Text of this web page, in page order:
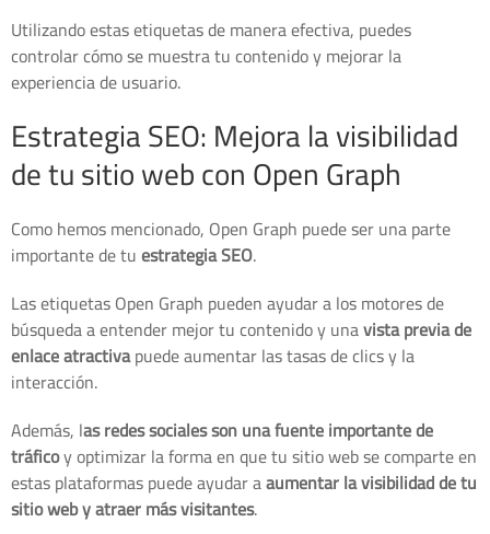
Utilizando estas etiquetas de manera efectiva, puedes
controlar cómo se muestra tu contenido y mejorar la
experiencia de usuario.
Estrategia SEO: Mejora la visibilidad
de tu sitio web con Open Graph
Como hemos mencionado, Open Graph puede ser una parte
importante de tuestrategia SEO.
Las etiquetas Open Graph pueden ayudar a los motores de
búsqueda a entender mejor tu contenido y unavista previa de
enlace atractivapuede aumentar las tasas de clics y la
interacción.
Además, las redes sociales son una fuente importante de
tráficoy optimizar la forma en que tu sitio web se comparte en
estas plataformas puede ayudar aaumentar la visibilidad de tu
sitio web y atraer más visitantes.